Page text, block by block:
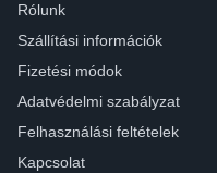
Rólunk
Szállítási információk
Fizetési módok
Adatvédelmi szabályzat
Felhasználási feltételek
Kapcsolat